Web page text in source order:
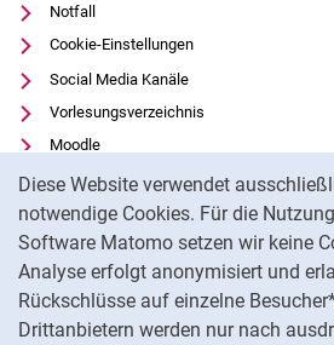
Diese Website verwendet
notwendige Cookies. Für die
Software Matomo setzen wir keine
Analyse erfolgt anonymisiert und
Rückschlüsse auf einzelne
Drittanbietern werden nur nach
Notfall
Cookie-Einstellungen
Social Media Kanäle
Vorlesungsverzeichnis
Moodle
Panopto
Universitätsbibliothek
Datenschutz
Barrierefreiheit
Transparenter KI-Einsatz